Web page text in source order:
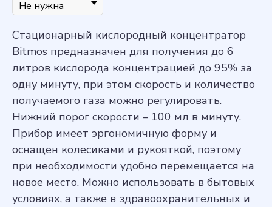
Стационарный кислородный концентратор
Bitmos предназначен для получения до 6
литров кислорода концентрацией до 95% за
одну минуту, при этом скорость и количество
получаемого газа можно регулировать.
Нижний порог скорости – 100 мл в минуту.
Прибор имеет эргономичную форму и
оснащен колесиками и рукояткой, поэтому
при необходимости удобно перемещается на
новое место. Можно использовать в бытовых
условиях, а также в здравоохранительных и